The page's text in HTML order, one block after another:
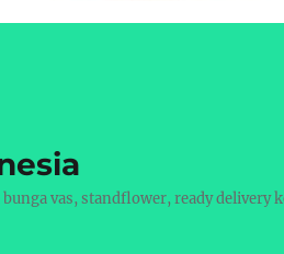
vas, standflower, ready